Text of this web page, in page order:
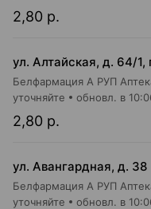
2,80 р.
ул. Алтайская, д. 64/
Белфармация А РУП
2,80 р.
уточняйте обновл. в
ул. Авангардная, д. 38
Белфармация А РУП
уточняйте обновл. в